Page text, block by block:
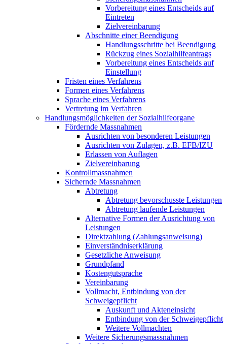
Vorbereitung eines Entscheids auf
Eintreten
Zielvereinbarung
Abschnitte einer Beendigung
Handlungsschritte bei Beendigung
Rückzug eines Sozialhilfeantrags
Vorbereitung eines Entscheids auf
Einstellung
Fristen eines Verfahrens
Formen eines Verfahrens
Sprache eines Verfahrens
Vertretung im Verfahren
Handlungsmöglichkeiten der Sozialhilfeorgane
Fördernde Massnahmen
Ausrichten von besonderen Leistungen
Ausrichten von Zulagen, z.B. EFB/IZU
Erlassen von Auflagen
Zielvereinbarung
Kontrollmassnahmen
Sichernde Massnahmen
Abtretung
Abtretung bevorschusste Leistungen
Abtretung laufende Leistungen
Alternative Formen der Ausrichtung von
Leistungen
Direktzahlung (Zahlungsanweisung)
Einverständniserklärung
Gesetzliche Anweisung
Grundpfand
Kostengutsprache
Vereinbarung
Vollmacht, Entbindung von der
Schweigepflicht
Auskunft und Akteneinsicht
Entbindung von der Schweigepflicht
Weitere Vollmachten
Weitere Sicherungsmassnahmen